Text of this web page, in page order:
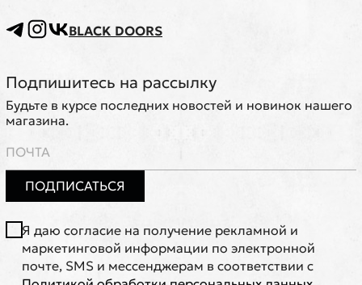
BLACK DOORS
Подпишитесь на рассылку
Будьте в курсе последних новостей и новинок нашего
магазина.
ПОДПИСАТЬСЯ
Я даю согласие на получение рекламной и
маркетинговой информации по электронной
почте, SMS и мессенджерам в соответствии с